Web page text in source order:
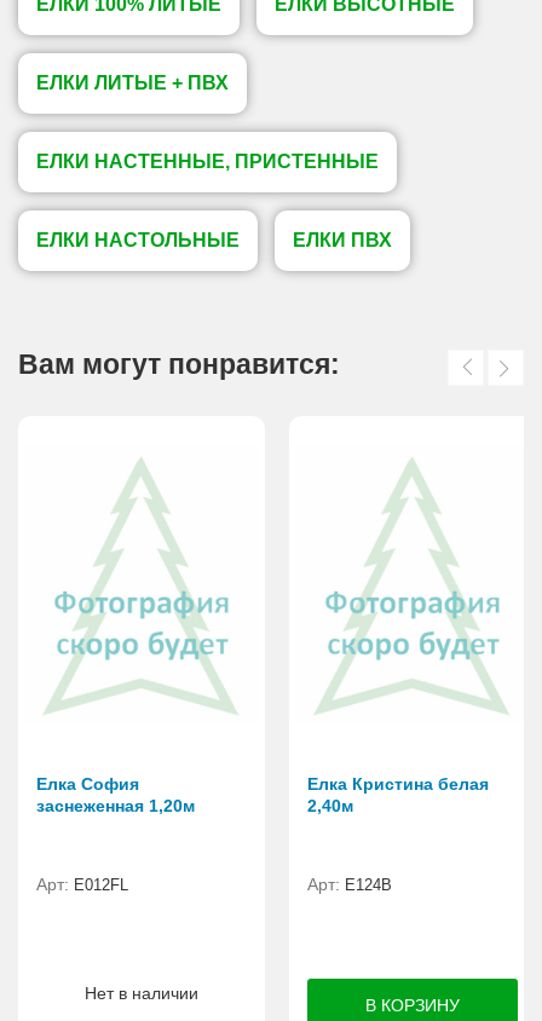
ЕЛКИ ЛИТЫЕ + ПВХ
ЕЛКИ НАСТЕННЫЕ, ПРИСТЕННЫЕ
ЕЛКИ НАСТОЛЬНЫЕ ЕЛКИ ПВХ
Вам могут понравится:
Елка София
заснеженная 1,20м
Арт: E012FL
Нет в наличии
Елка Кристина белая
2,40м
Арт: E124B